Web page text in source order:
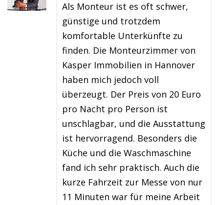
Als Monteur ist es oft schwer,
günstige und trotzdem
komfortable Unterkünfte zu
finden. Die Monteurzimmer von
Kasper Immobilien in Hannover
haben mich jedoch voll
überzeugt. Der Preis von 20 Euro
pro Nacht pro Person ist
unschlagbar, und die Ausstattung
ist hervorragend. Besonders die
Küche und die Waschmaschine
fand ich sehr praktisch. Auch die
kurze Fahrzeit zur Messe von nur
11 Minuten war für meine Arbeit